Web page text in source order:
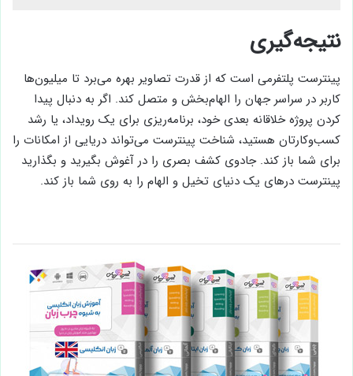
نتیجه‌گیری
پینترست پلتفرمی است که از قدرت تصاویر بهره می‌برد تا میلیون‌ها
کاربر در سراسر جهان را الهام‌بخش و متصل کند. اگر به دنبال پیدا
کردن پروژه خلاقانه بعدی خود، برنامه‌ریزی برای یک رویداد، یا رشد
کسب‌وکارتان هستید، شناخت پینترست می‌تواند دریایی از امکانات را
برای شما باز کند. جادوی کشف بصری را در آغوش بگیرید و بگذارید
پینترست درهای یک دنیای تخیل و الهام را به روی شما باز کند.